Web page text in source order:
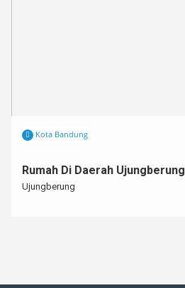
Kota Bandung
Rumah Di Daerah Ujungberung
Ujungberung